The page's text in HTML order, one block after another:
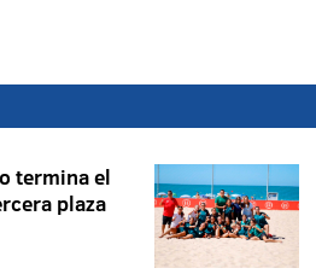
termina el
plaza